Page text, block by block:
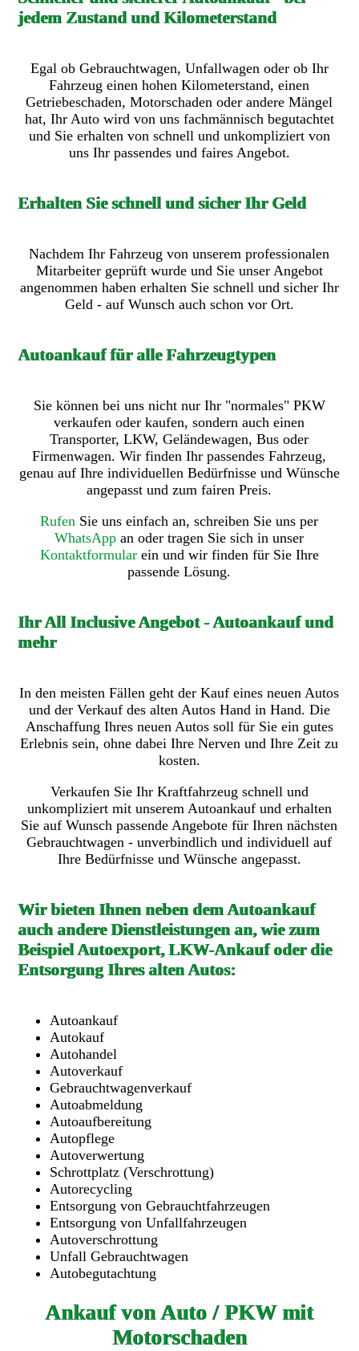
jedem Zustand und Kilometerstand
Egal ob Gebrauchtwagen, Unfallwagen oder ob Ihr
Fahrzeug einen hohen Kilometerstand, einen
Getriebeschaden, Motorschaden oder andere Mängel
hat, Ihr Auto wird von uns fachmännisch begutachtet
und Sie erhalten von schnell und unkompliziert von
uns Ihr passendes und faires Angebot.
Erhalten Sie schnell und sicher Ihr Geld
Nachdem Ihr Fahrzeug von unserem professionalen
Mitarbeiter geprüft wurde und Sie unser Angebot
angenommen haben erhalten Sie schnell und sicher Ihr
Geld - auf Wunsch auch schon vor Ort.
Autoankauf für alle Fahrzeugtypen
Sie können bei uns nicht nur Ihr "normales" PKW
verkaufen oder kaufen, sondern auch einen
Transporter, LKW, Geländewagen, Bus oder
Firmenwagen. Wir finden Ihr passendes Fahrzeug,
genau auf Ihre individuellen Bedürfnisse und Wünsche
angepasst und zum fairen Preis.
Rufen Sie uns einfach an, schreiben Sie uns per
WhatsApp an oder tragen Sie sich in unser
Kontaktformularein und wir finden für Sie Ihre
passende Lösung.
Ihr All Inclusive Angebot - Autoankauf und
mehr
In den meisten Fällen geht der Kauf eines neuen Autos
und der Verkauf des alten Autos Hand in Hand. Die
Anschaffung Ihres neuen Autos soll für Sie ein gutes
Erlebnis sein, ohne dabei Ihre Nerven und Ihre Zeit zu
kosten.
Verkaufen Sie Ihr Kraftfahrzeug schnell und
unkompliziert mit unserem Autoankauf und erhalten
Sie auf Wunsch passende Angebote für Ihren nächsten
Gebrauchtwagen - unverbindlich und individuell auf
Ihre Bedürfnisse und Wünsche angepasst.
Wir bieten Ihnen neben dem Autoankauf
auch andere Dienstleistungen an, wie zum
Beispiel Autoexport, LKW-Ankauf oder die
Entsorgung Ihres alten Autos:
Autoankauf
Autokauf
Autohandel
Autoverkauf
Gebrauchtwagenverkauf
Autoabmeldung
Autoaufbereitung
Autopflege
Autoverwertung
Schrottplatz (Verschrottung)
Autorecycling
Entsorgung von Gebrauchtfahrzeugen
Entsorgung von Unfallfahrzeugen
Autoverschrottung
Unfall Gebrauchtwagen
Autobegutachtung
Ankauf von Auto / PKW mit
Motorschaden